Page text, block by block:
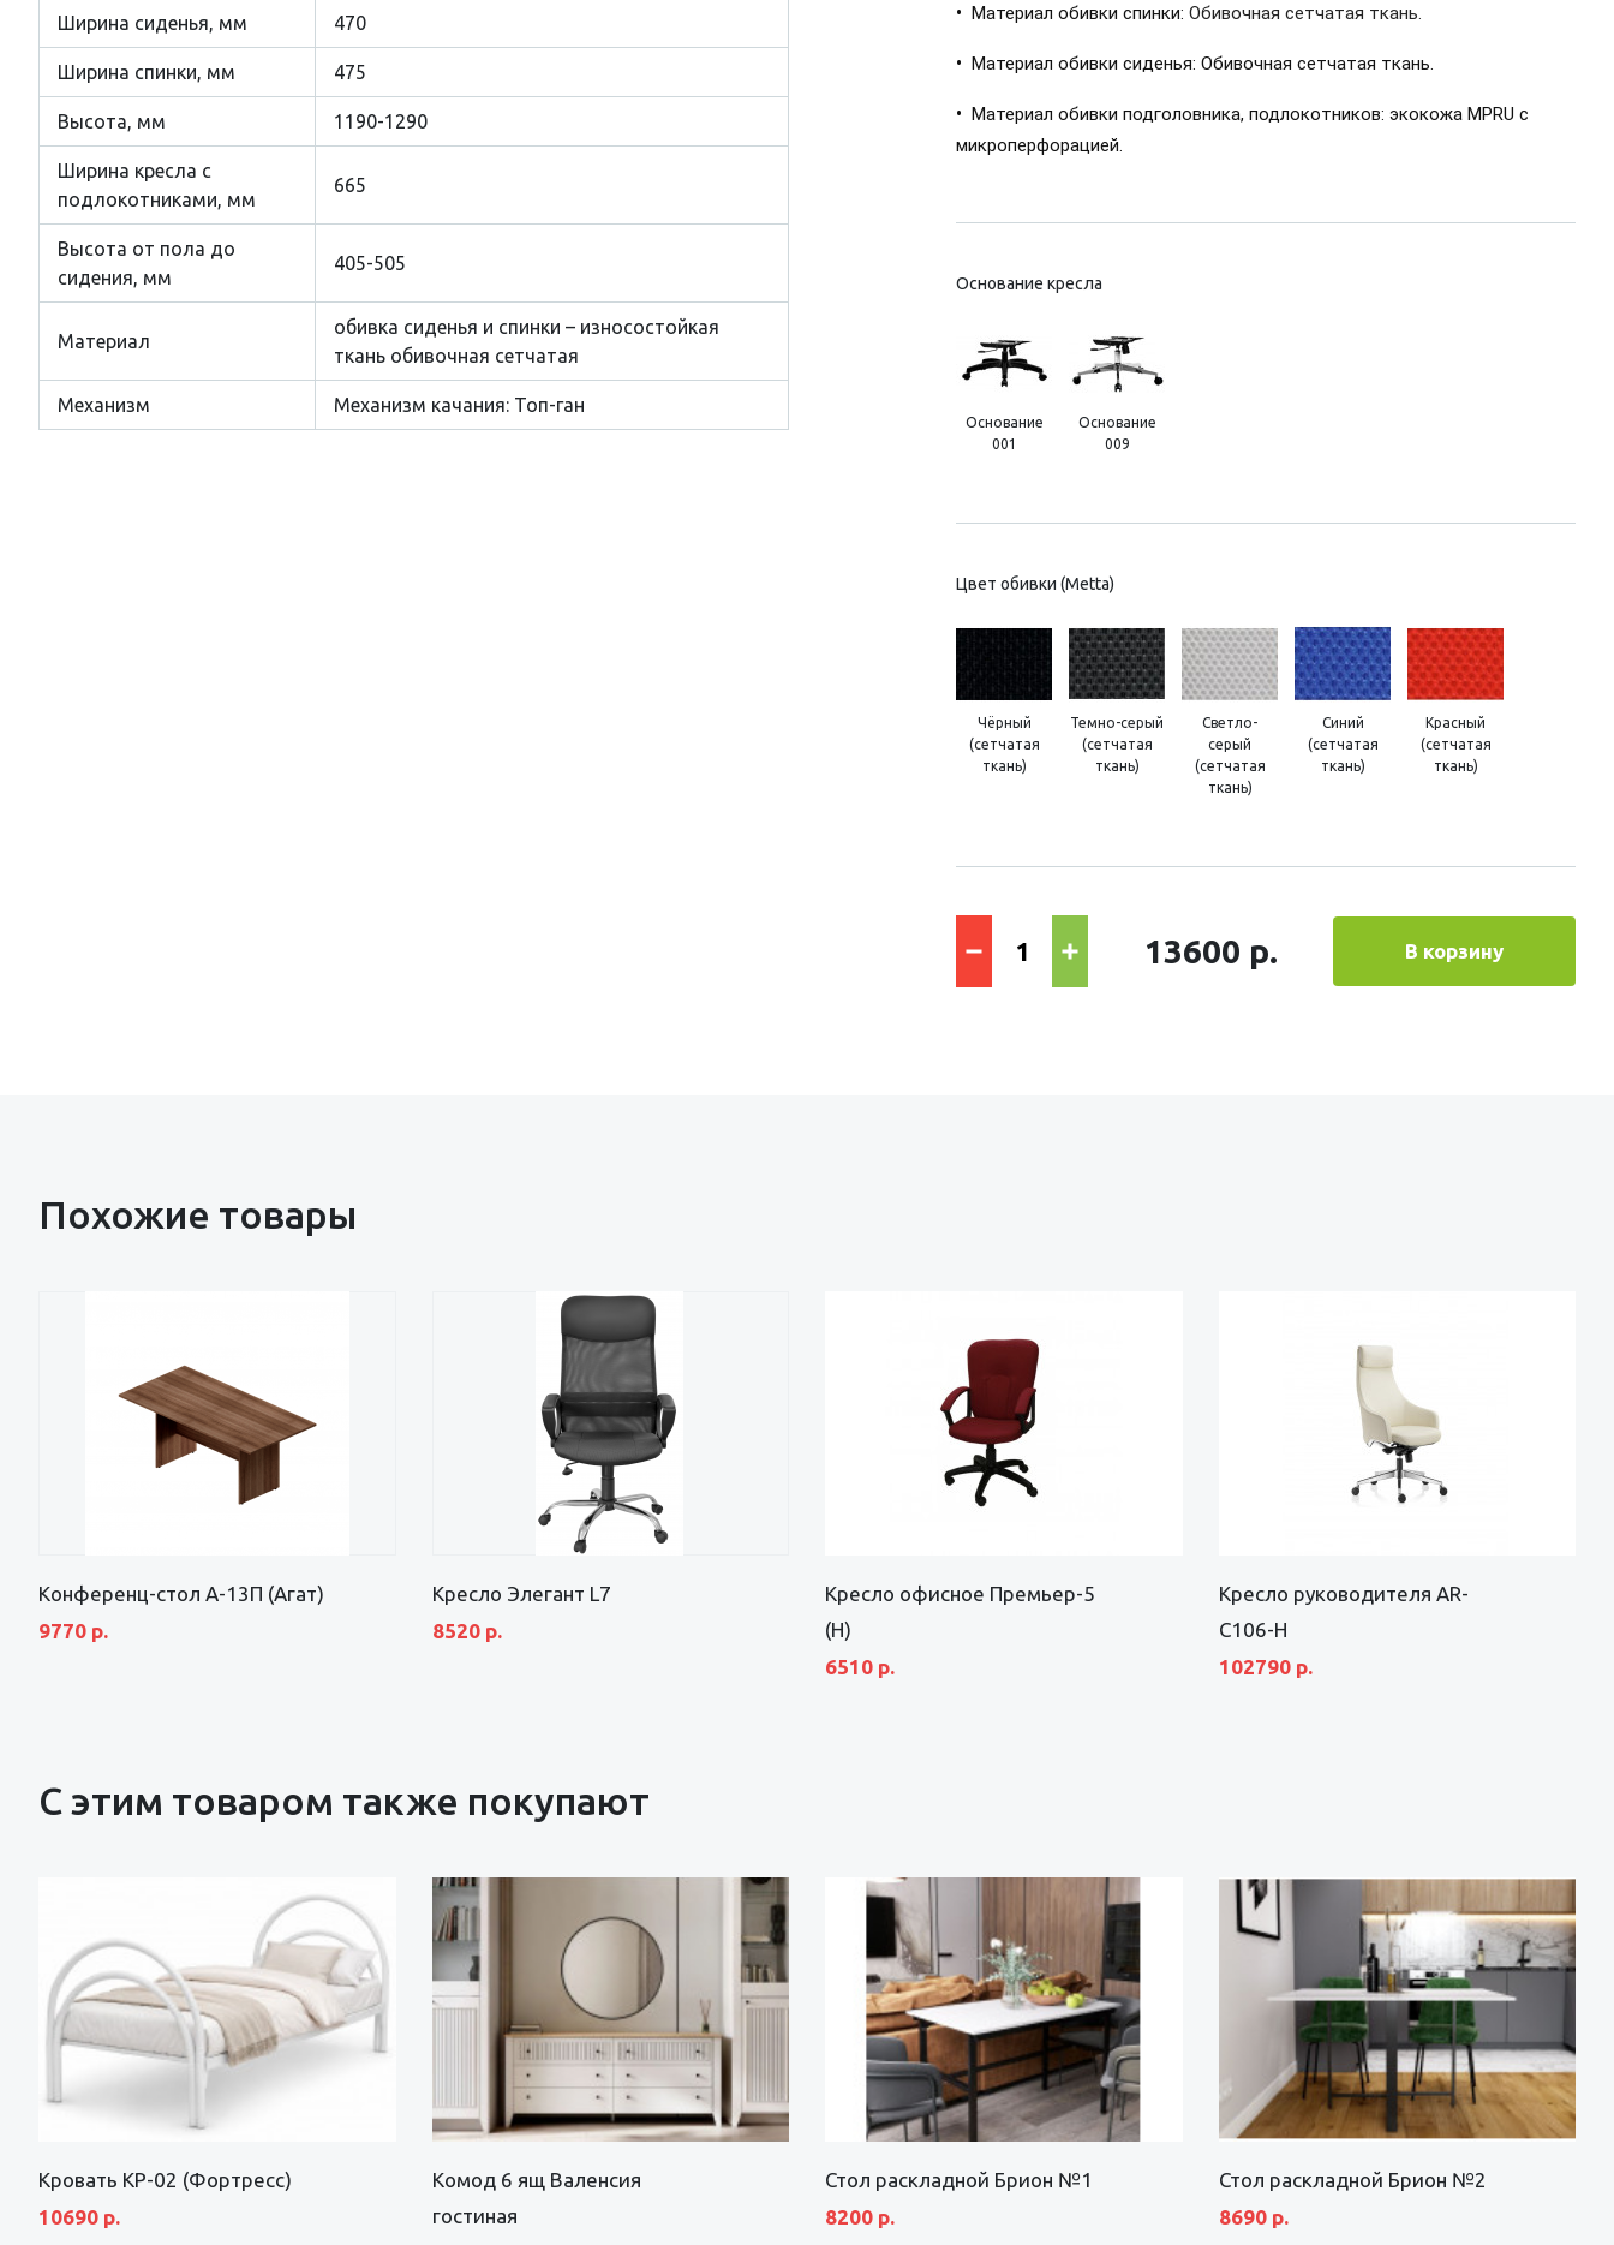
Ширина сиденья, мм 470
Ширина спинки, мм 475
Высота, мм 1190-1290
Ширина кресла с
подлокотниками, мм
665
Высота от пола до
сидения, мм
405-505
Материал
обивка сиденья и спинки – износостойкая
ткань обивочная сетчатая
Механизм Механизм качания: Топ-ган
•Материал обивки спинки:Обивочная сетчатая ткань.
•Материал обивки сиденья: Обивочная сетчатая ткань.
•Материал обивки подголовника, подлокотников: экокожа MPRU с
микроперфорацией.
Основание кресла
Основание
001
Основание
009
Цвет обивки (Metta)
Чёрный
(сетчатая
ткань)
Темно-серый
(сетчатая
ткань)
Светло-
серый
(сетчатая
ткань)
Синий
(сетчатая
ткань)
Красный
(сетчатая
ткань)
13600 р. В корзину
Похожие товары
Конференц-стол А-13П (Агат)
9770 р.
Кресло Элегант L7
8520 р.
Кресло офисное Премьер-5
(Н)
6510 р.
Кресло руководителя AR-
C106-H
102790 р.
С этим товаром также покупают
Кровать КР-02 (Фортресс)
10690 р.
Комод 6 ящ Валенсия
гостиная
Стол раскладной Брион №1
8200 р.
Стол раскладной Брион №2
8690 р.